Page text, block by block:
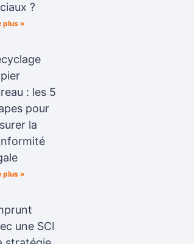
?
plus »
: les 5
pour
la
plus »
une SCI